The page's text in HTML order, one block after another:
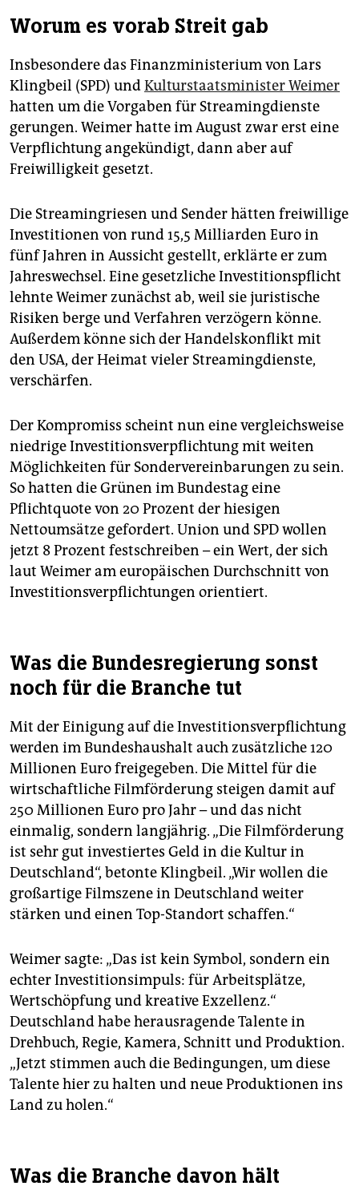
Worum es vorab Streit gab
Insbesondere das Finanzministerium von Lars
Klingbeil (SPD) undKulturstaatsminister Weimer
hatten um die Vorgaben für Streamingdienste
gerungen. Weimer hatte im August zwar erst eine
Verpflichtung angekündigt, dann aber auf
Freiwilligkeit gesetzt.
Die Streamingriesen und Sender hätten freiwillige
Investitionen von rund 15,5 Milliarden Euro in
fünf Jahren in Aussicht gestellt, erklärte er zum
Jahreswechsel. Eine gesetzliche Investitionspflicht
lehnte Weimer zunächst ab, weil sie juristische
Risiken berge und Verfahren verzögern könne.
Außerdem könne sich der Handelskonflikt mit
den USA, der Heimat vieler Streamingdienste,
verschärfen.
Der Kompromiss scheint nun eine vergleichsweise
niedrige Investitionsverpflichtung mit weiten
Möglichkeiten für Sondervereinbarungen zu sein.
So hatten die Grünen im Bundestag eine
Pflichtquote von 20 Prozent der hiesigen
Nettoumsätze gefordert. Union und SPD wollen
jetzt 8 Prozent festschreiben – ein Wert, der sich
laut Weimer am europäischen Durchschnitt von
Investitionsverpflichtungen orientiert.
Was die Bundesregierung sonst
noch für die Branche tut
Mit der Einigung auf die Investitionsverpflichtung
werden im Bundeshaushalt auch zusätzliche 120
Millionen Euro freigegeben. Die Mittel für die
wirtschaftliche Filmförderung steigen damit auf
250 Millionen Euro pro Jahr – und das nicht
einmalig, sondern langjährig. „Die Filmförderung
ist sehr gut investiertes Geld in die Kultur in
Deutschland“, betonte Klingbeil. „Wir wollen die
großartige Filmszene in Deutschland weiter
stärken und einen Top-Standort schaffen.“
Weimer sagte: „Das ist kein Symbol, sondern ein
echter Investitionsimpuls: für Arbeitsplätze,
Wertschöpfung und kreative Exzellenz.“
Deutschland habe herausragende Talente in
Drehbuch, Regie, Kamera, Schnitt und Produktion.
„Jetzt stimmen auch die Bedingungen, um diese
Talente hier zu halten und neue Produktionen ins
Land zu holen.“
Was die Branche davon hält